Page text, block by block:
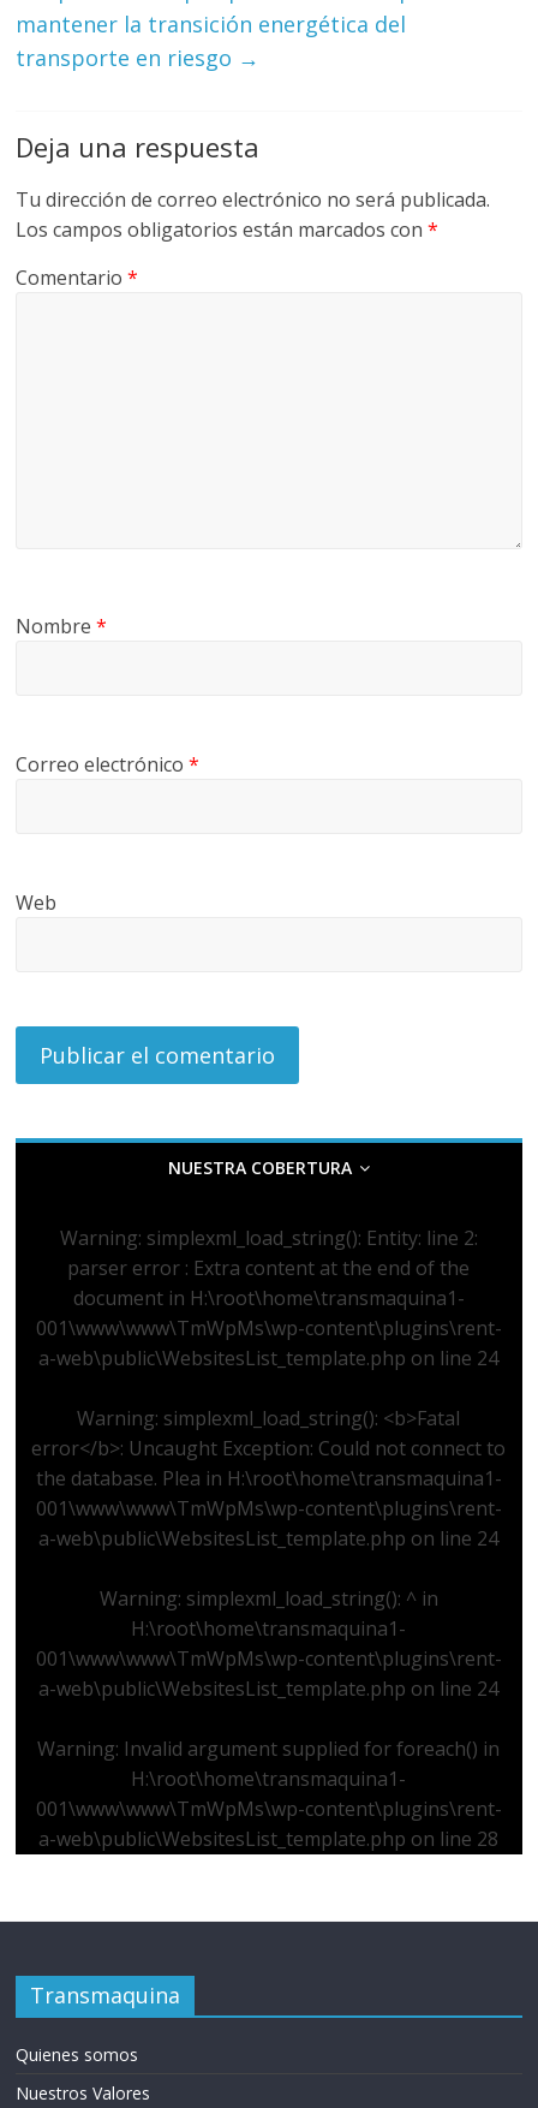
mantener la transición energética del
transporte en riesgo →
Deja una respuesta
Tu dirección de correo electrónico no será publicada.
Los campos obligatorios están marcados con*
Comentario*
Nombre*
Correo electrónico*
Web
NUESTRA COBERTURA
Warning: simplexml_load_string(): Entity: line 2:
parser error : Extra content at the end of the
document in H:\root\home\transmaquina1-
001\www\www\TmWpMs\wp-content\plugins\rent-
a-web\public\WebsitesList_template.php on line 24
Warning: simplexml_load_string(): <b>Fatal
error</b>: Uncaught Exception: Could not connect to
the database. Plea in H:\root\home\transmaquina1-
001\www\www\TmWpMs\wp-content\plugins\rent-
a-web\public\WebsitesList_template.php on line 24
Warning: simplexml_load_string(): ^ in
H:\root\home\transmaquina1-
001\www\www\TmWpMs\wp-content\plugins\rent-
a-web\public\WebsitesList_template.php on line 24
Warning: Invalid argument supplied for foreach() in
H:\root\home\transmaquina1-
001\www\www\TmWpMs\wp-content\plugins\rent-
a-web\public\WebsitesList_template.php on line 28
Transmaquina
Quienes somos
Nuestros Valores